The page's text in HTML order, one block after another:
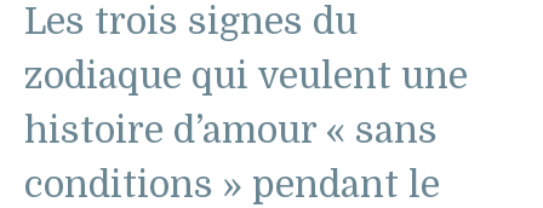
Les trois signes du
zodiaque qui veulent une
histoire d’amour « sans
conditions » pendant le